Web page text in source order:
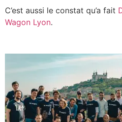
C’est aussi le constat qu’a fait
Wagon Lyon.